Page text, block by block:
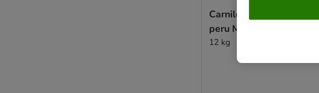
Carnilove Active salmão e
peru Maxi
12 kg